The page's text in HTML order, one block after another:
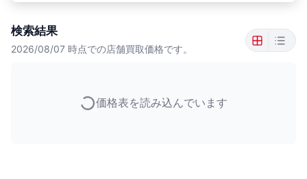
検索結果
2026/08/07 時点での店舗買取価格です。
価格表を読み込んでいます